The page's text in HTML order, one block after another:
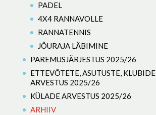
PADEL
4X4 RANNAVOLLE
RANNATENNIS
JÕURAJA LÄBIMINE
PAREMUSJÄRJESTUS 2025/26
ETTEVÕTETE, ASUTUSTE, KLUBIDE
ARVESTUS 2025/26
KÜLADE ARVESTUS 2025/26
ARHIIV